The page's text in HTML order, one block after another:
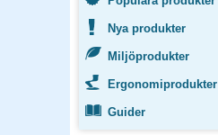
Nya produkter
Miljöprodukter
Ergonomiprodukter
Guider